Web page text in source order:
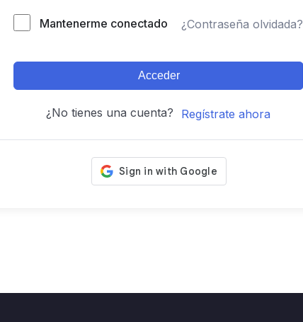
Mantenerme conectado ¿Contraseña olvidada?
Acceder
¿No tienes una cuenta? Regístrate ahora